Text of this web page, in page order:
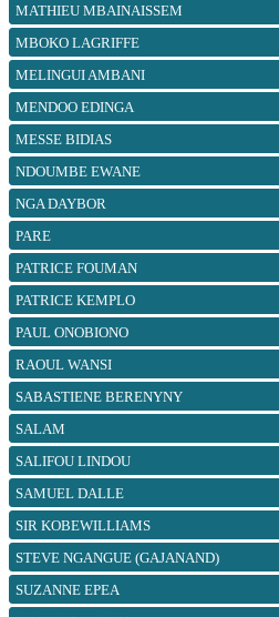
MATHIEU MBAINAISSEM
MBOKO LAGRIFFE
MELINGUI AMBANI
MENDOO EDINGA
MESSE BIDIAS
NDOUMBE EWANE
NGA DAYBOR
PARE
PATRICE FOUMAN
PATRICE KEMPLO
PAUL ONOBIONO
RAOUL WANSI
SABASTIENE BERENYNY
SALAM
SALIFOU LINDOU
SAMUEL DALLE
SIR KOBEWILLIAMS
STEVE NGANGUE (GAJANAND)
SUZANNE EPEA